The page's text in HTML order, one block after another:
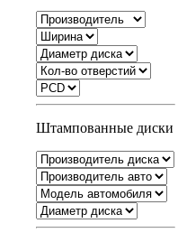
Штампованные диски